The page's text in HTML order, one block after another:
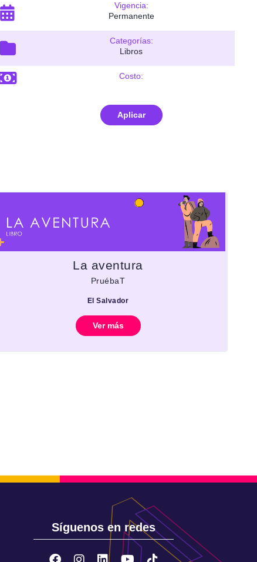
Vigencia:
Permanente
Categorías:
Libros
Costo:
Aplicar
La aventura
PruébaT
El Salvador
Ver más
Síguenos en redes